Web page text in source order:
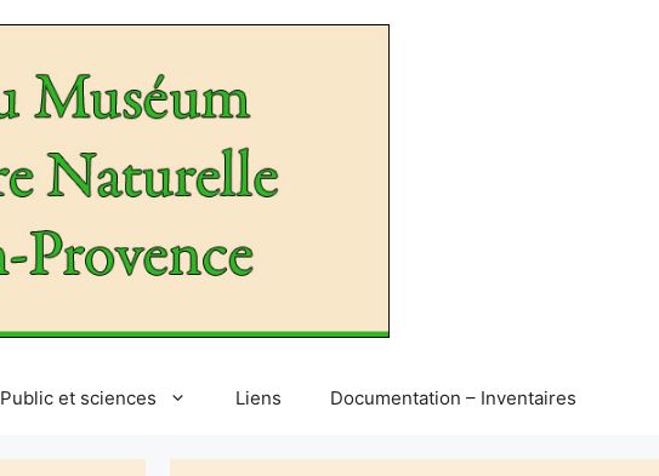
Public et sciences Liens Documentation – Inventaires